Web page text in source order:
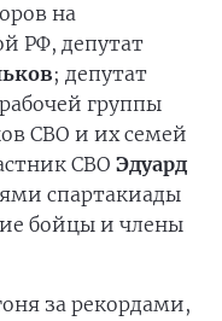
на
РФ, депутат
; депутат
группы
СВО и их семей
СВО Эдуард
спартакиады
бойцы и члены
за рекордами,